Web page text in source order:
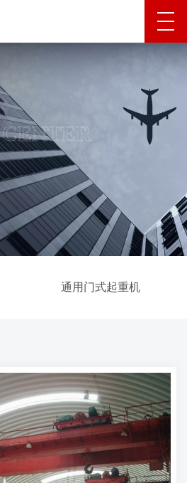
通用门式起重机